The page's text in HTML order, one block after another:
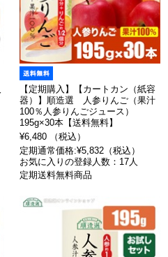
【定期購入】【カートカン（紙容
器）】順造選 人参りんご（果汁
100％人参りんごジュース）
195g×30本【送料無料】
¥6,480 （税込）
定期通常価格:¥5,832（税込）
お気に入りの登録人数：17人
定期送料無料商品